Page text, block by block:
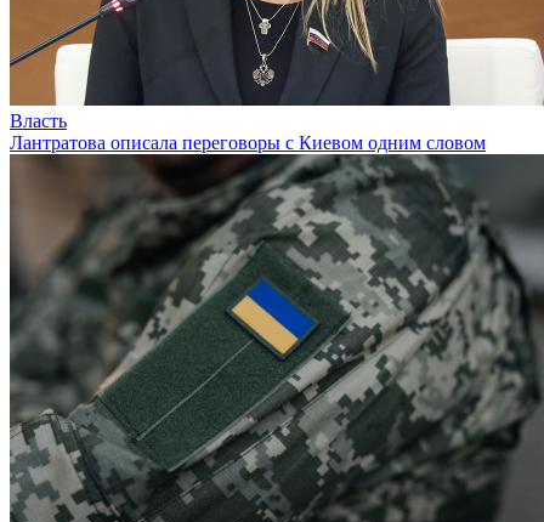
Власть
Лантратова описала переговоры с Киевом одним словом